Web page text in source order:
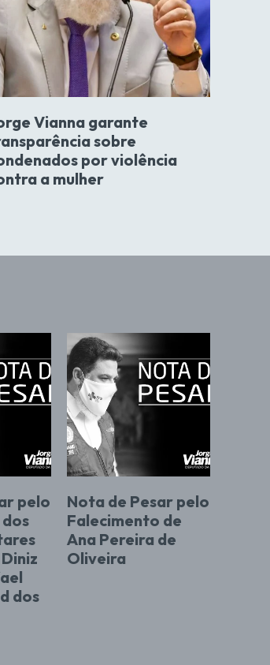
Vianna garante
sobre
por violência
a mulher
pelo
dos
Nota de Pesar pelo
Falecimento de
Ana Pereira de
Oliveira